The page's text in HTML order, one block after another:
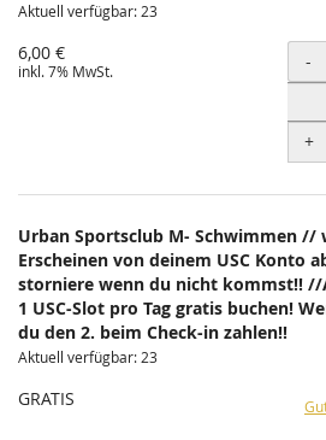
Aktuell verfügbar: 23
6,00 €
inkl. 7% MwSt. -
+
Urban Sportsclub M- Schwimmen //
Erscheinen von deinem USC Konto
storniere wenn du nicht kommst!!
1 USC-Slot pro Tag gratis buchen!
du den 2. beim Check-in zahlen!!
Aktuell verfügbar: 23
GRATIS